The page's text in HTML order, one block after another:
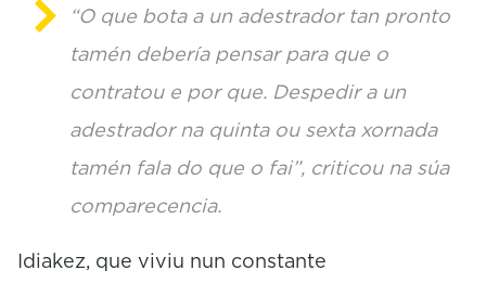
“O que bota a un adestrador tan pronto
tamén debería pensar para que o
contratou e por que. Despedir a un
adestrador na quinta ou sexta xornada
tamén fala do que o fai”, criticou na súa
comparecencia.
Idiakez, que viviu nun constante